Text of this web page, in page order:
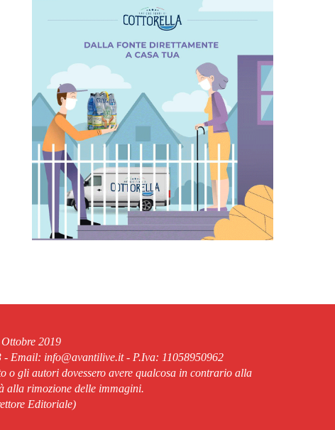
2019
- Email: info@avantilive.it - P.Iva: 11058950962
o gli autori dovessero avere qualcosa in contrario alla
alla rimozione delle immagini.
Editoriale)